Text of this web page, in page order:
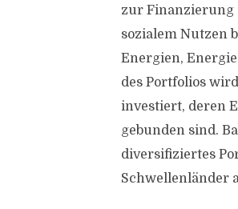
zur Finanzierung
sozialem Nutzen
Energien,
des Portfolios
investiert, deren
gebunden sind.
diversifiziertes
Schwellenländer